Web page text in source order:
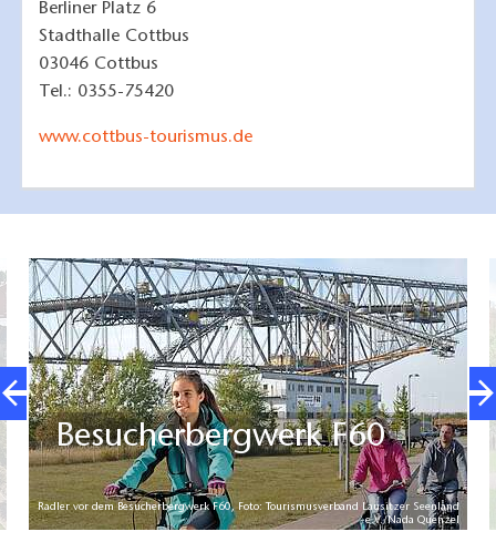
Berliner Platz 6
Stadthalle Cottbus
03046 Cottbus
Tel.: 0355-75420
www.cottbus-tourismus.de
Besucherbergwerk F60
Radler vor dem Besucherbergwerk F60, Foto: Tourismusverband Lausitzer Seenland
e.V./Nada Quenzel